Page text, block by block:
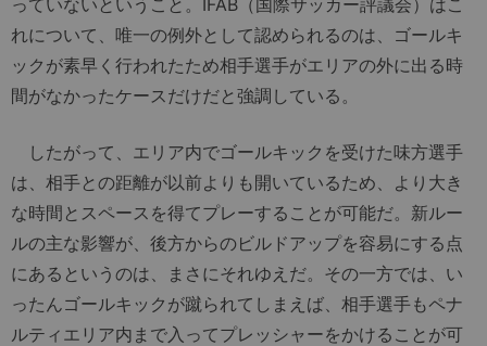
れについて、唯一の例外として認められるのは、ゴールキ
ックが素早く行われたため相手選手がエリアの外に出る時
間がなかったケースだけだと強調している。
したがって、エリア内でゴールキックを受けた味方選手
は、相手との距離が以前よりも開いているため、より大き
な時間とスペースを得てプレーすることが可能だ。新ルー
ルの主な影響が、後方からのビルドアップを容易にする点
にあるというのは、まさにそれゆえだ。その一方では、い
ったんゴールキックが蹴られてしまえば、相手選手もペナ
ルティエリア内まで入ってプレッシャーをかけることが可